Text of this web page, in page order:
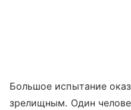
Большое испытание
зрелищным. Один